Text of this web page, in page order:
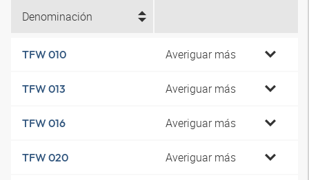
Denominación
TFW 010 Averiguar más
TFW 013 Averiguar más
TFW 016 Averiguar más
TFW 020 Averiguar más